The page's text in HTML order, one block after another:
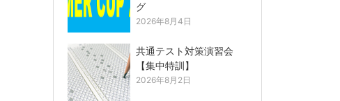
グ
2026年8月4日
共通テスト対策演習会
【集中特訓】
2026年8月2日